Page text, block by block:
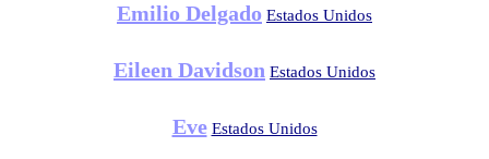
Emilio Delgado Estados Unidos
Eileen Davidson Estados Unidos
Eve Estados Unidos